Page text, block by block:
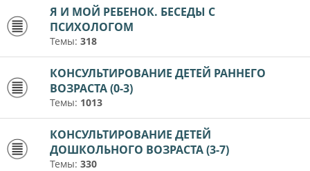
Я И МОЙ РЕБЕНОК. БЕСЕДЫ С
ПСИХОЛОГОМ
Темы: 318
КОНСУЛЬТИРОВАНИЕ ДЕТЕЙ РАННЕГО
ВОЗРАСТА (0-3)
Темы: 1013
КОНСУЛЬТИРОВАНИЕ ДЕТЕЙ
ДОШКОЛЬНОГО ВОЗРАСТА (3-7)
Темы: 330